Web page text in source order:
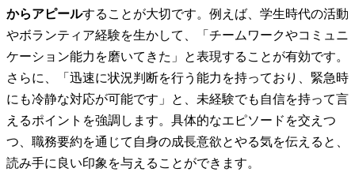
からアピールすることが大切です。例えば、学生時代の活動
やボランティア経験を生かして、「チームワークやコミュニ
ケーション能力を磨いてきた」と表現することが有効です。
さらに、「迅速に状況判断を行う能力を持っており、緊急時
にも冷静な対応が可能です」と、未経験でも自信を持って言
えるポイントを強調します。具体的なエピソードを交えつ
つ、職務要約を通じて自身の成長意欲とやる気を伝えると、
読み手に良い印象を与えることができます。